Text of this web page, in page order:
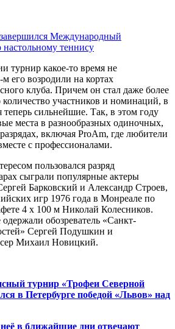
Международный
теннису
турнир какое‑то время не
его возродили на кортах
клуба. Причем он стал даже более
участников и номинаций, в
теперь сильнейшие. Так, в этом году
места в разнообразных одиночных,
включая ProAm, где любители
с профессионалами.
пользовался разряд
сыграли популярные актеры
Барковский и Александр Строев,
игр 1976 года в Мон­реале по
4 х 100 м Николай Колесников.
обозреватель «Санкт-
Сергей Подушкин и
Михаил Новицкий.
турнир «Трофеи Северной
в Петербурге победой «Львов» над
в ближайшие дни отвечают